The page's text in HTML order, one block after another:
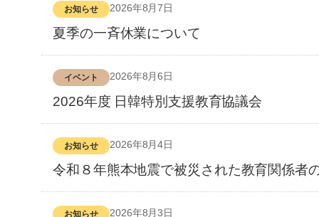
2026年8月7日
お知らせ
夏季の一斉休業について
2026年8月6日
イベント
2026年度 日韓特別支援教育協議会
2026年8月4日
お知らせ
令和８年熊本地震で被災された教育関係者
2026年8月3日
お知らせ